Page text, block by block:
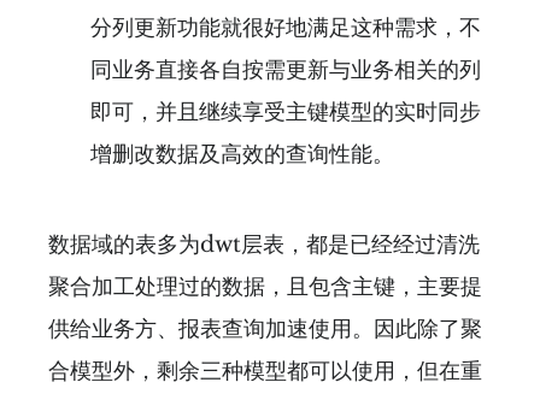
分列更新功能就很好地满足这种需求，不
同业务直接各自按需更新与业务相关的列
即可，并且继续享受主键模型的实时同步
增删改数据及高效的查询性能。
数据域的表多为dwt层表，都是已经经过清洗
聚合加工处理过的数据，且包含主键，主要提
供给业务方、报表查询加速使用。因此除了聚
合模型外，剩余三种模型都可以使用，但在重